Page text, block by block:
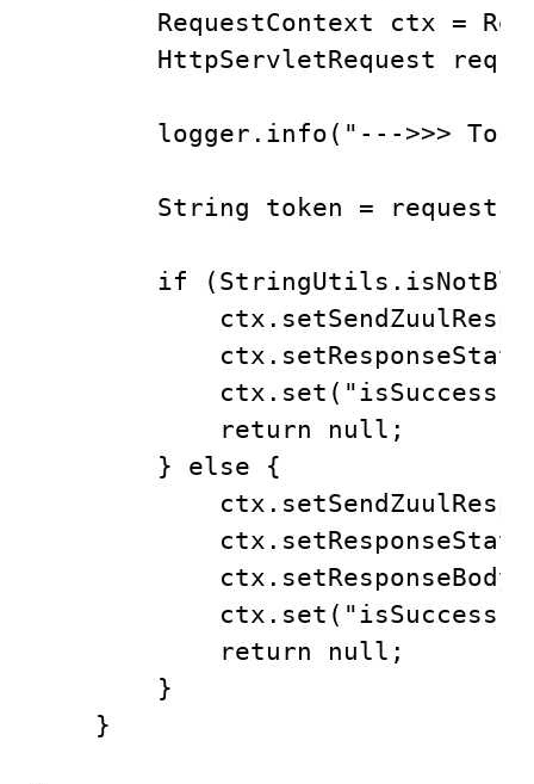
RequestContext ctx =
HttpServletRequest
logger.info("--->>>
String token =
if
            return null;
        } else {
            return null;
        }
    }